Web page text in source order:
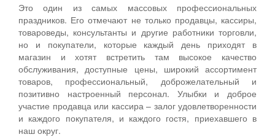
Это один из самых массовых профессиональных
праздников. Его отмечают не только продавцы, кассиры,
товароведы, консультанты и другие работники торговли,
но и покупатели, которые каждый день приходят в
магазин и хотят встретить там высокое качество
обслуживания, доступные цены, широкий ассортимент
товаров, профессиональный, доброжелательный и
позитивно настроенный персонал. Улыбки и доброе
участие продавца или кассира – залог удовлетворенности
и каждого покупателя, и каждого гостя, приехавшего в
наш округ.